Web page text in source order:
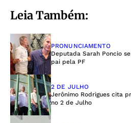
Leia Também:
PRONUNCIAMENTO
Deputada Sarah Poncio
pai pela PF
2 DE JULHO
Jerônimo Rodrigues cita
no 2 de Julho